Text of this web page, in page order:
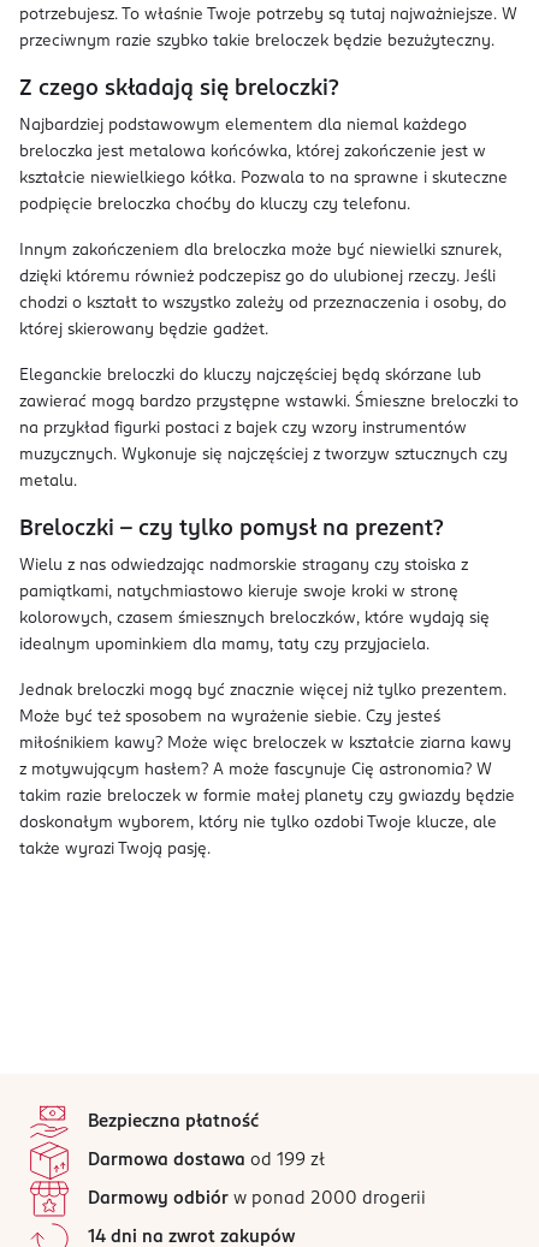
potrzebujesz. To właśnie Twoje potrzeby są tutaj najważniejsze. W
przeciwnym razie szybko takie breloczek będzie bezużyteczny.
Z czego składają się breloczki?
Najbardziej podstawowym elementem dla niemal każdego
breloczka jest metalowa końcówka, której zakończenie jest w
kształcie niewielkiego kółka. Pozwala to na sprawne i skuteczne
podpięcie breloczka choćby do kluczy czy telefonu.
Innym zakończeniem dla breloczka może być niewielki sznurek,
dzięki któremu również podczepisz go do ulubionej rzeczy. Jeśli
chodzi o kształt to wszystko zależy od przeznaczenia i osoby, do
której skierowany będzie gadżet.
Eleganckie breloczki do kluczy najczęściej będą skórzane lub
zawierać mogą bardzo przystępne wstawki. Śmieszne breloczki to
na przykład figurki postaci z bajek czy wzory instrumentów
muzycznych. Wykonuje się najczęściej z tworzyw sztucznych czy
metalu.
Breloczki – czy tylko pomysł na prezent?
Wielu z nas odwiedzając nadmorskie stragany czy stoiska z
pamiątkami, natychmiastowo kieruje swoje kroki w stronę
kolorowych, czasem śmiesznych breloczków, które wydają się
idealnym upominkiem dla mamy, taty czy przyjaciela.
Jednak breloczki mogą być znacznie więcej niż tylko prezentem.
Może być też sposobem na wyrażenie siebie. Czy jesteś
miłośnikiem kawy? Może więc breloczek w kształcie ziarna kawy
z motywującym hasłem? A może fascynuje Cię astronomia? W
takim razie breloczek w formie małej planety czy gwiazdy będzie
doskonałym wyborem, który nie tylko ozdobi Twoje klucze, ale
także wyrazi Twoją pasję.
Bezpieczna płatność
Darmowa dostawa od 199 zł
Darmowy odbiór w ponad 2000 drogerii
14 dni na zwrot zakupów